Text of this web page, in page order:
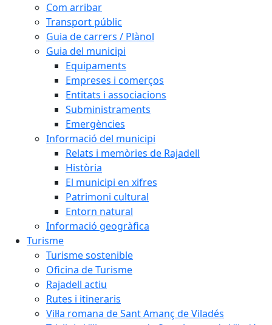
Com arribar
Transport públic
Guia de carrers / Plànol
Guia del municipi
Equipaments
Empreses i comerços
Entitats i associacions
Subministraments
Emergències
Informació del municipi
Relats i memòries de Rajadell
Història
El municipi en xifres
Patrimoni cultural
Entorn natural
Informació geogràfica
Turisme
Turisme sostenible
Oficina de Turisme
Rajadell actiu
Rutes i itineraris
Vil·la romana de Sant Amanç de Viladés